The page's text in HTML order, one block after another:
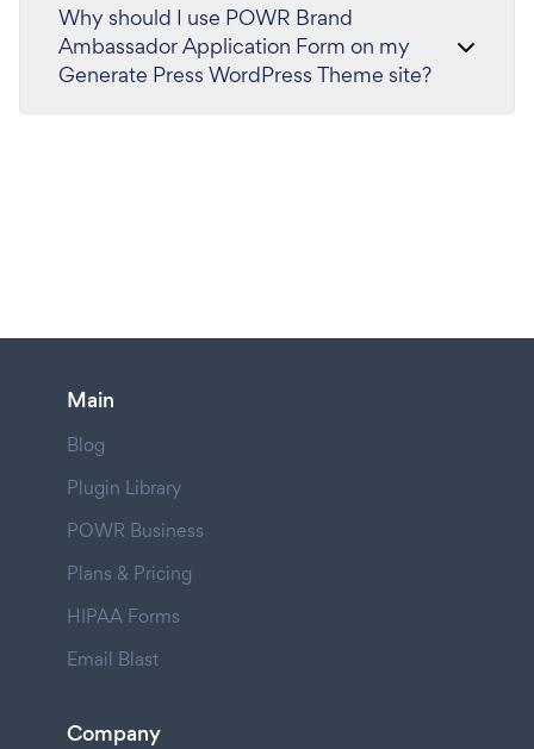
Why should I use POWR Brand
Ambassador Application Form on my
Generate Press WordPress Theme site?
Main
Blog
Plugin Library
POWR Business
Plans & Pricing
HIPAA Forms
Email Blast
Company